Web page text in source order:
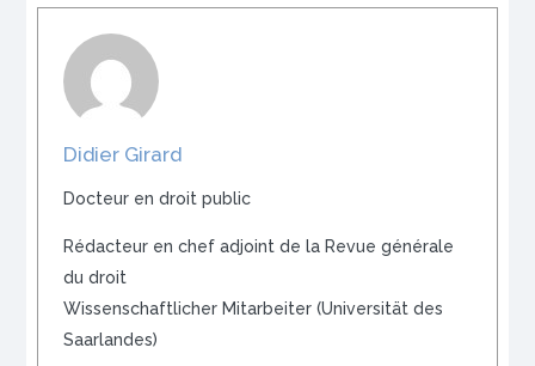
Didier Girard
Docteur en droit public
Rédacteur en chef adjoint de la Revue générale
du droit
Wissenschaftlicher Mitarbeiter (Universität des
Saarlandes)